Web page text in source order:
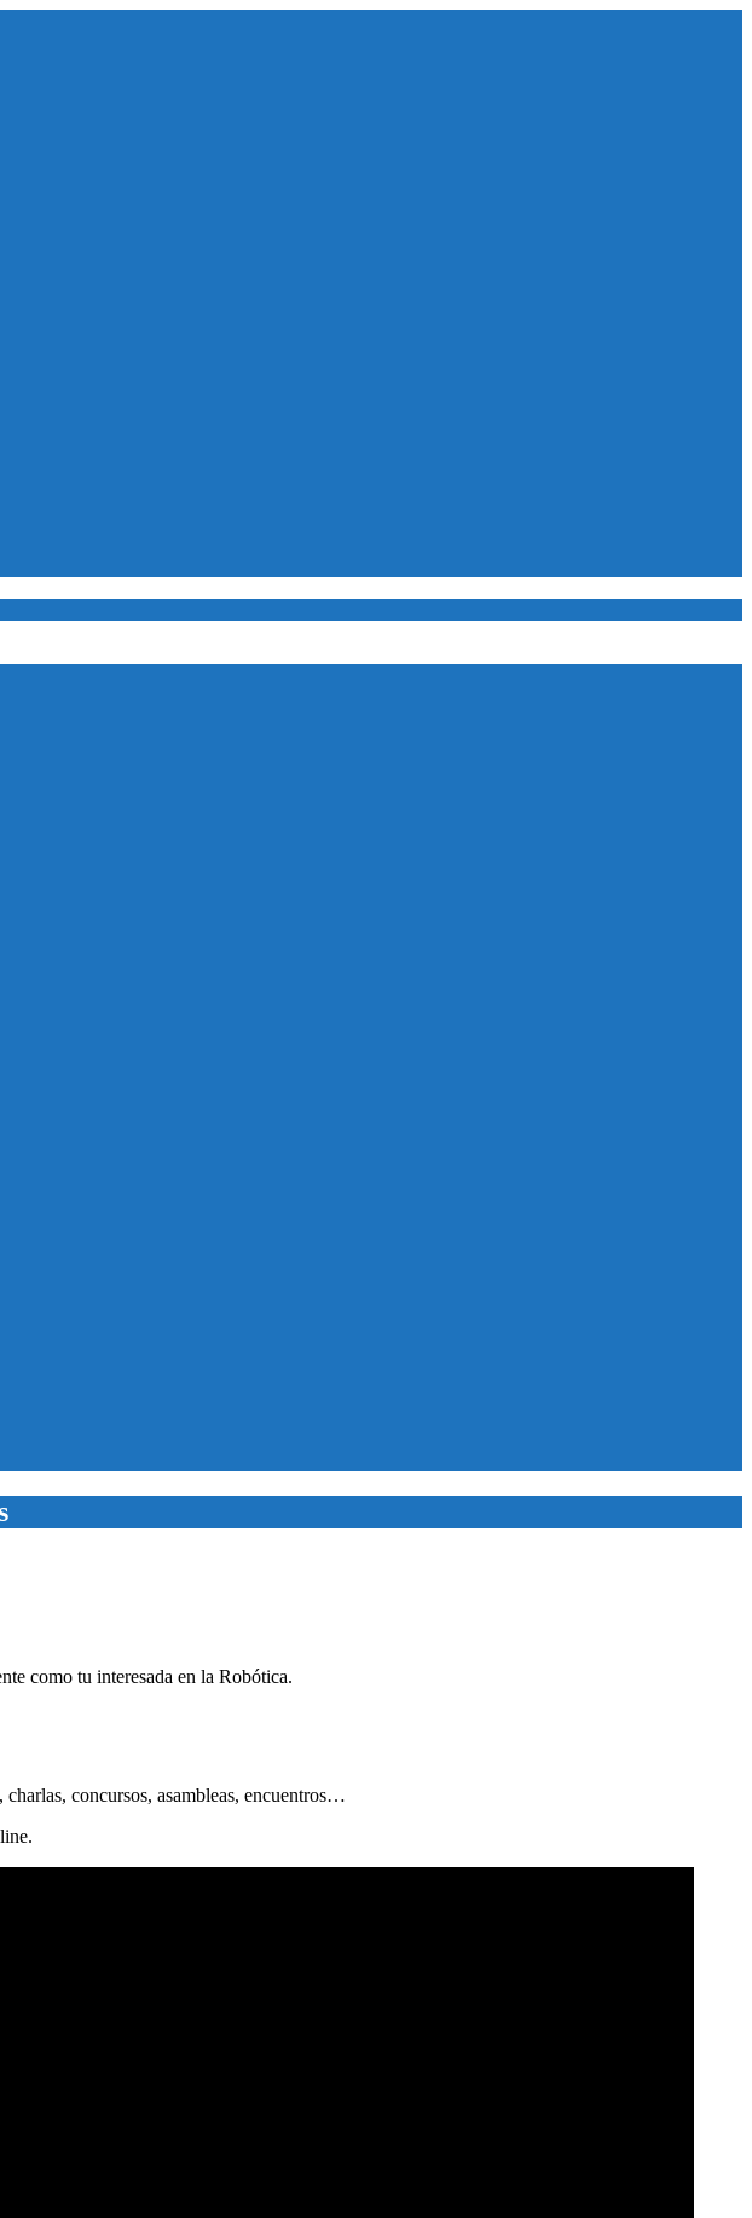
como tu interesada en la Robótica.
concursos, asambleas, encuentros…